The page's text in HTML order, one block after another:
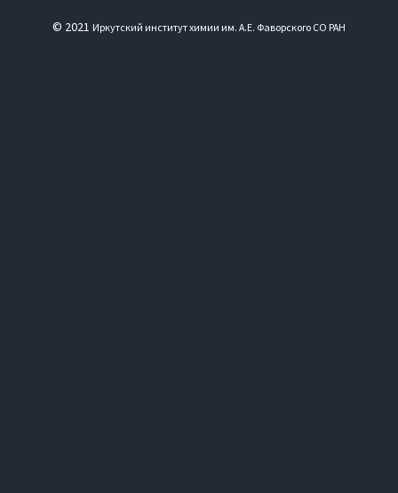
© 2021 Иркутский институт химии им. А.Е. Фаворского СО РАН